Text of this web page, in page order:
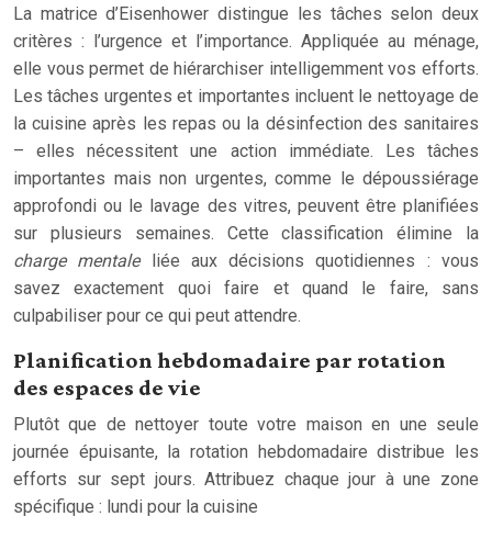
La matrice d’Eisenhower distingue les tâches selon deux
critères : l’urgence et l’importance. Appliquée au ménage,
elle vous permet de hiérarchiser intelligemment vos efforts.
Les tâches urgentes et importantes incluent le nettoyage de
la cuisine après les repas ou la désinfection des sanitaires
– elles nécessitent une action immédiate. Les tâches
importantes mais non urgentes, comme le dépoussiérage
approfondi ou le lavage des vitres, peuvent être planifiées
sur plusieurs semaines. Cette classification élimine la
charge mentaleliée aux décisions quotidiennes : vous
savez exactement quoi faire et quand le faire, sans
culpabiliser pour ce qui peut attendre.
Planification hebdomadaire par rotation
des espaces de vie
Plutôt que de nettoyer toute votre maison en une seule
journée épuisante, la rotation hebdomadaire distribue les
efforts sur sept jours. Attribuez chaque jour à une zone
spécifique : lundi pour la cuisine